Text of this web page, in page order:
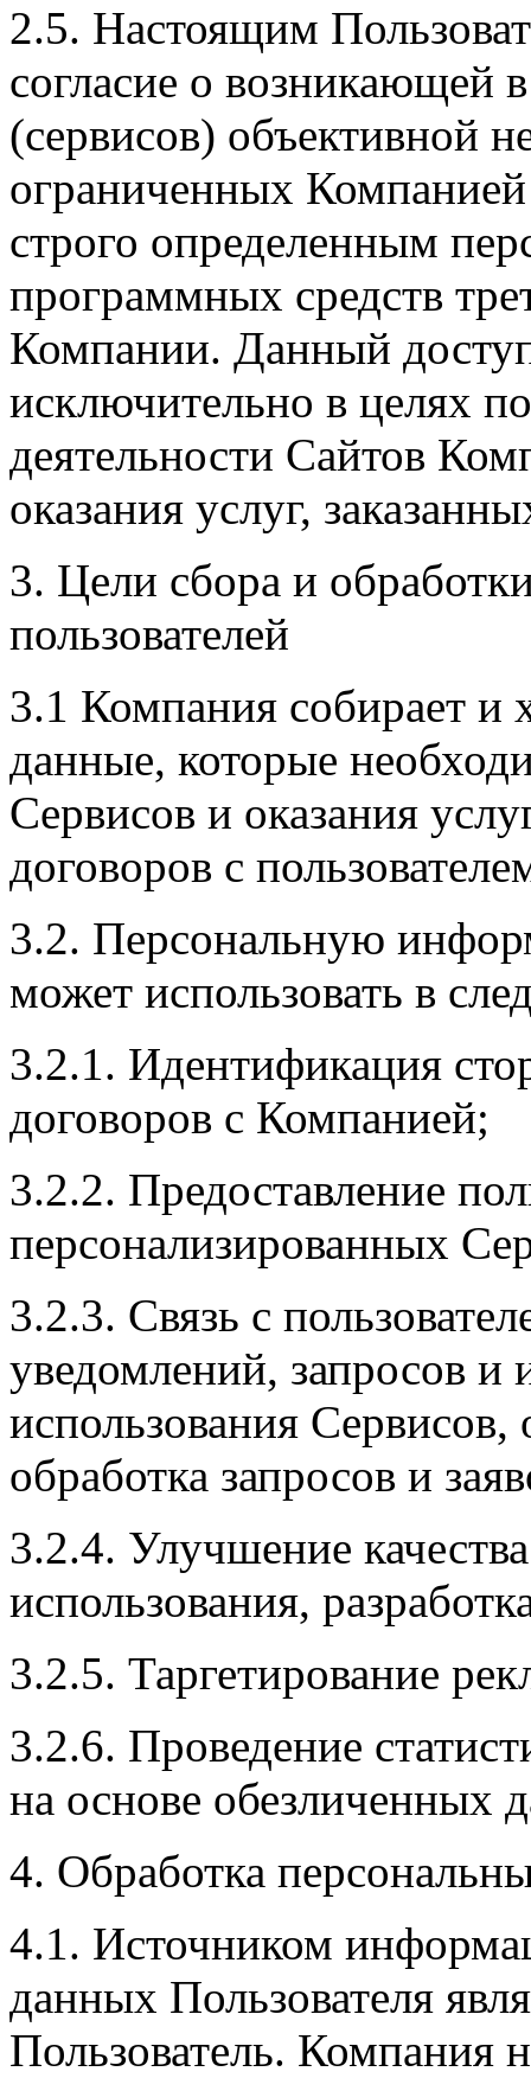
2.5. Настоящим
согласие о возникающей
(сервисов) объективной
ограниченных
строго определенным
программных средств
Компании. Данный
исключительно в целях
деятельности Сайтов
оказания услуг,
3. Цели сбора и
пользователей
3.1 Компания собирает и
данные, которые
Сервисов и оказания
договоров с
3.2. Персональную
может использовать в
3.2.1. Идентификация
договоров с Компанией;
3.2.2. Предоставление
персонализированных
3.2.3. Связь с
уведомлений, запросов
использования Сервисов,
обработка запросов и
3.2.4. Улучшение
использования,
3.2.5. Таргетирование
3.2.6. Проведение
на основе обезличенных
4. Обработка
4.1. Источником
данных Пользователя
Пользователь. Компания